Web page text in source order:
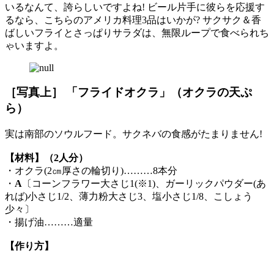
いるなんて、誇らしいですよね! ビール片手に彼らを応援す
るなら、こちらのアメリカ料理3品はいかが? サクサク＆香
ばしいフライとさっぱりサラダは、無限ループで食べられち
ゃいますよ。
［写真上］ 「フライドオクラ」（オクラの天ぷ
ら）
実は南部のソウルフード。サクネバの食感がたまりません!
【材料】（2人分）
・オクラ(2㎝厚さの輪切り)………8本分
・ A 〔コーンフラワー大さじ1(※1)、ガーリックパウダー(あ
れば)小さじ1/2、薄力粉大さじ3、塩小さじ1/8、こしょう
少々〕
・揚げ油………適量
【作り方】